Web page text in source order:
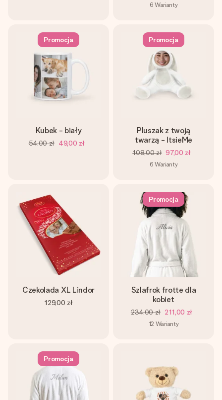
6 Warianty
Promocja
Kubek - biały
54,00 zł 49,00 zł
Promocja
Pluszak z twoją
twarzą - ItsieMe
108,00 zł 97,00 zł
6 Warianty
Czekolada XL Lindor
129,00 zł
Promocja
Szlafrok frotte dla
kobiet
234,00 zł 211,00 zł
12 Warianty
Promocja